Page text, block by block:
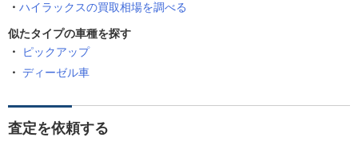
ハイラックスの買取相場を調べる
似たタイプの車種を探す
ピックアップ
ディーゼル車
査定を依頼する